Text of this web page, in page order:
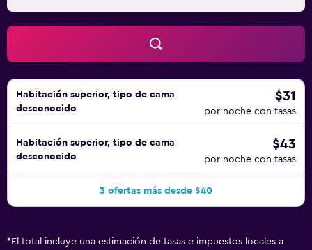
Habitación superior, tipo de cama
desconocido
$31
por noche con tasas
Habitación superior, tipo de cama
desconocido
$43
por noche con tasas
3 ofertas más desde $40
* El total incluye una estimación de tasas e impuestos locales a